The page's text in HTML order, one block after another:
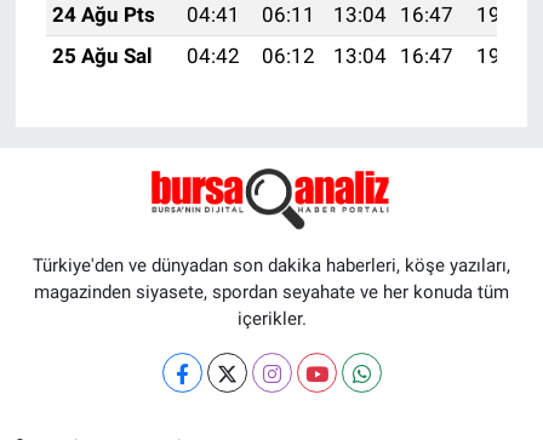
24 Ağu Pts
04:41 06:11 13:04 16:47
19:48
25 Ağu Sal
04:42 06:12 13:04 16:47 19:46
Türkiye'den ve dünyadan son dakika haberleri, köşe yazıları,
magazinden siyasete, spordan seyahate ve her konuda tüm
içerikler.